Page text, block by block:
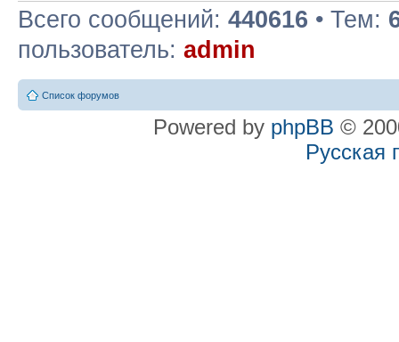
Всего сообщений: 440616 • Тем:
пользователь: admin
Список форумов
Powered by phpBB ©
Русская